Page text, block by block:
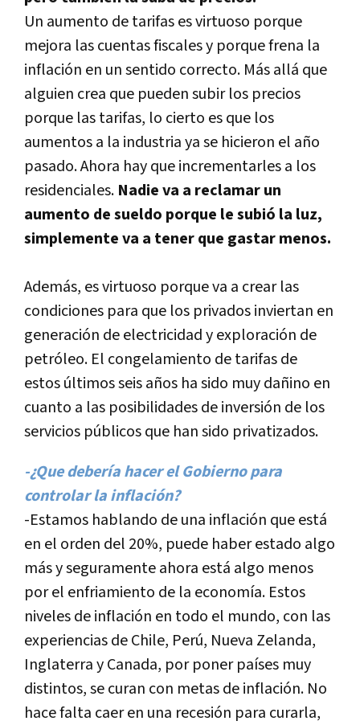
Un aumento de tarifas es virtuoso porque
mejora las cuentas fiscales y porque frena la
inflación en un sentido correcto. Más allá que
alguien crea que pueden subir los precios
porque las tarifas, lo cierto es que los
aumentos a la industria ya se hicieron el año
pasado. Ahora hay que incrementarles a los
residenciales. Nadie va a reclamar un
aumento de sueldo porque le subió la luz,
simplemente va a tener que gastar menos.
Además, es virtuoso porque va a crear las
condiciones para que los privados inviertan en
generación de electricidad y exploración de
petróleo. El congelamiento de tarifas de
estos últimos seis años ha sido muy dañino en
cuanto a las posibilidades de inversión de los
servicios públicos que han sido privatizados.
-¿Que deberí­a hacer el Gobierno para
controlar la inflación?
-Estamos hablando de una inflación que está
en el orden del 20%, puede haber estado algo
más y seguramente ahora está algo menos
por el enfriamiento de la economí­a. Estos
niveles de inflación en todo el mundo, con las
experiencias de Chile, Perú, Nueva Zelanda,
Inglaterra y Canada, por poner paí­ses muy
distintos, se curan con metas de inflación. No
hace falta caer en una recesión para curarla,